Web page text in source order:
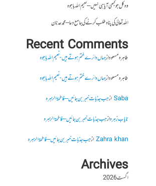
وہ کل جو کبھی آیا ہی نہیں – نعیم اللہ باجوہ
اللہ تعالیٰ کی پناہ طلب کرنے کی جامع دعا – محمد عدنان
Recent Comments
طاہرہ مسعودازجہاں دائرے ختم ہوتے ہیں- نعیم اللہ باجوہ
طاہرہ مسعودازجہاں دائرے ختم ہوتے ہیں- نعیم اللہ باجوہ
Sabaازجب جذبات خبر بن جائیں – فاطمۃالزہرہ
نایاب زہرہازجب جذبات خبر بن جائیں – فاطمۃالزہرہ
Zahra khanازجب جذبات خبر بن جائیں – فاطمۃالزہرہ
Archives
اگست 2026